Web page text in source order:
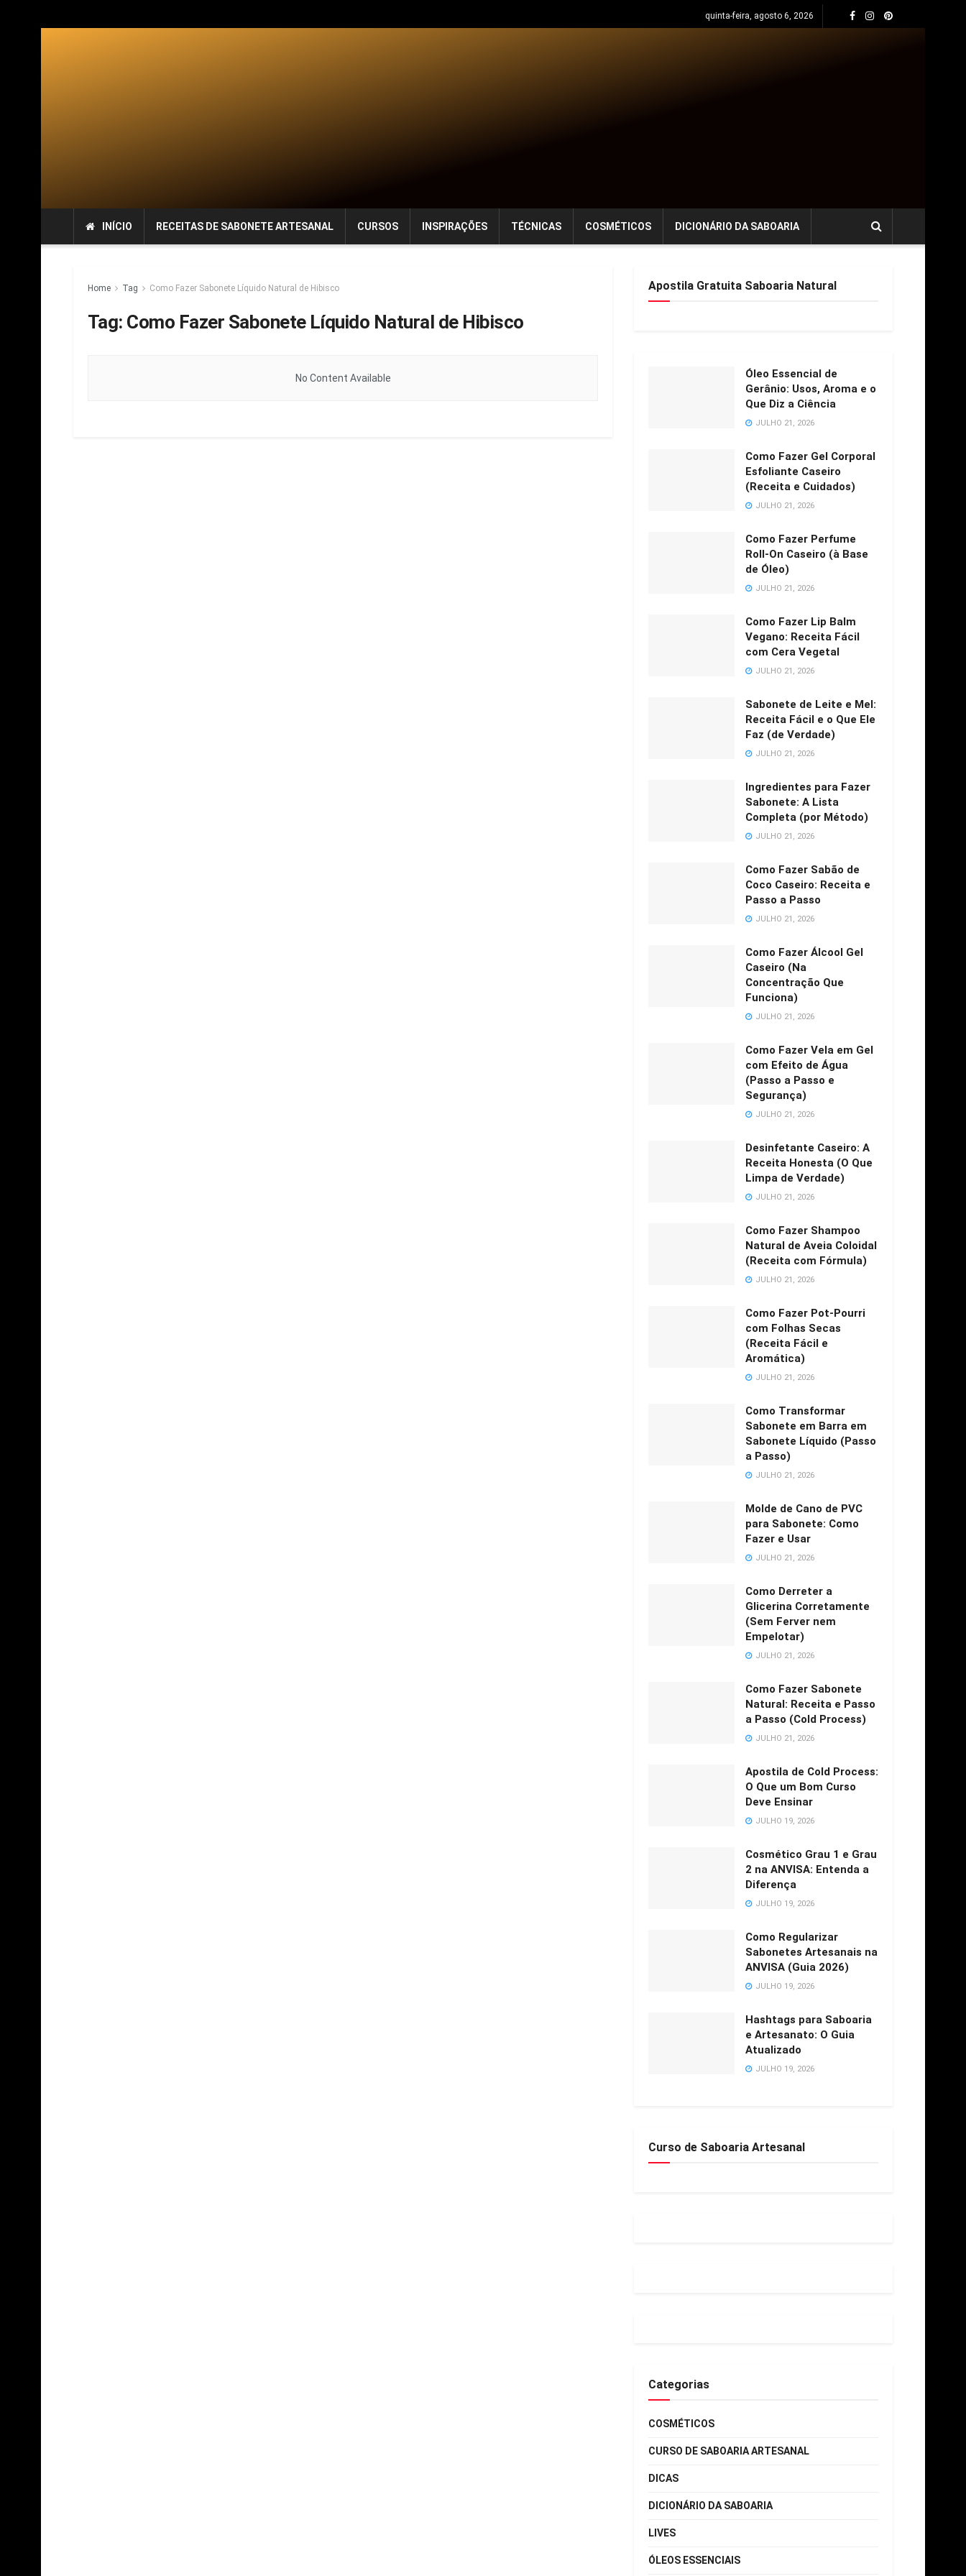
quinta-feira, agosto 6, 2026
INÍCIO RECEITAS DE SABONETE ARTESANAL CURSOS INSPIRAÇÕES TÉCNICAS COSMÉTICOS DICIONÁRIO DA SABOARIA
Home Tag Como Fazer Sabonete Líquido Natural de Hibisco
Tag: Como Fazer Sabonete Líquido Natural de Hibisco
No Content Available
Apostila Gratuita Saboaria Natural
Óleo Essencial de
Gerânio: Usos, Aroma e o
Que Diz a Ciência
JULHO 21, 2026
Como Fazer Gel Corporal
Esfoliante Caseiro
(Receita e Cuidados)
JULHO 21, 2026
Como Fazer Perfume
Roll-On Caseiro (à Base
de Óleo)
JULHO 21, 2026
Como Fazer Lip Balm
Vegano: Receita Fácil
com Cera Vegetal
JULHO 21, 2026
Sabonete de Leite e Mel:
Receita Fácil e o Que Ele
Faz (de Verdade)
JULHO 21, 2026
Ingredientes para Fazer
Sabonete: A Lista
Completa (por Método)
JULHO 21, 2026
Como Fazer Sabão de
Coco Caseiro: Receita e
Passo a Passo
JULHO 21, 2026
Como Fazer Álcool Gel
Caseiro (Na
Concentração Que
Funciona)
JULHO 21, 2026
Como Fazer Vela em Gel
com Efeito de Água
(Passo a Passo e
Segurança)
JULHO 21, 2026
Desinfetante Caseiro: A
Receita Honesta (O Que
Limpa de Verdade)
JULHO 21, 2026
Como Fazer Shampoo
Natural de Aveia Coloidal
(Receita com Fórmula)
JULHO 21, 2026
Como Fazer Pot-Pourri
com Folhas Secas
(Receita Fácil e
Aromática)
JULHO 21, 2026
Como Transformar
Sabonete em Barra em
Sabonete Líquido (Passo
a Passo)
JULHO 21, 2026
Molde de Cano de PVC
para Sabonete: Como
Fazer e Usar
JULHO 21, 2026
Como Derreter a
Glicerina Corretamente
(Sem Ferver nem
Empelotar)
JULHO 21, 2026
Como Fazer Sabonete
Natural: Receita e Passo
a Passo (Cold Process)
JULHO 21, 2026
Apostila de Cold Process:
O Que um Bom Curso
Deve Ensinar
JULHO 19, 2026
Cosmético Grau 1 e Grau
2 na ANVISA: Entenda a
Diferença
JULHO 19, 2026
Como Regularizar
Sabonetes Artesanais na
ANVISA (Guia 2026)
JULHO 19, 2026
Hashtags para Saboaria
e Artesanato: O Guia
Atualizado
JULHO 19, 2026
Curso de Saboaria Artesanal
Categorias
COSMÉTICOS
CURSO DE SABOARIA ARTESANAL
DICAS
DICIONÁRIO DA SABOARIA
LIVES
ÓLEOS ESSENCIAIS